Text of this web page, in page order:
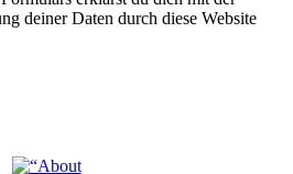
deiner Daten durch diese Website